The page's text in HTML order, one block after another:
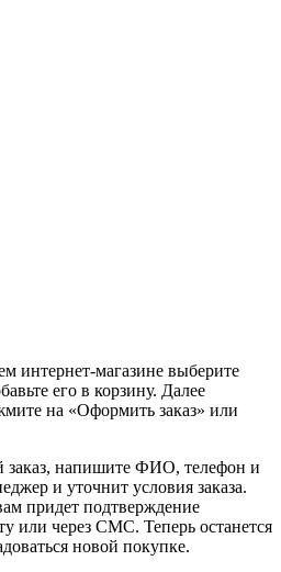
интернет-магазине выберите
его в корзину. Далее
на «Оформить заказ» или
заказ, напишите ФИО, телефон и
и уточнит условия заказа.
придет подтверждение
или через СМС. Теперь останется
новой покупке.